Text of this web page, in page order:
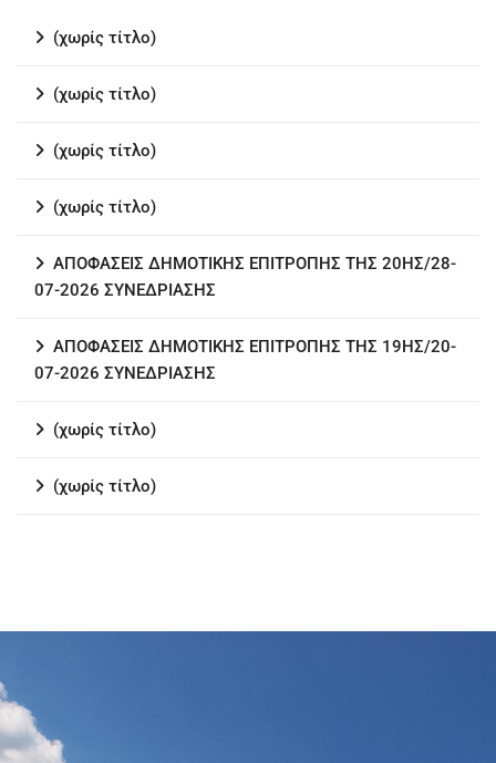
(χωρίς τίτλο)
(χωρίς τίτλο)
(χωρίς τίτλο)
(χωρίς τίτλο)
ΑΠΟΦΑΣΕΙΣ ΔΗΜΟΤΙΚΗΣ ΕΠΙΤΡΟΠΗΣ ΤΗΣ 20ΗΣ/28-
07-2026 ΣΥΝΕΔΡΙΑΣΗΣ
ΑΠΟΦΑΣΕΙΣ ΔΗΜΟΤΙΚΗΣ ΕΠΙΤΡΟΠΗΣ ΤΗΣ 19ΗΣ/20-
07-2026 ΣΥΝΕΔΡΙΑΣΗΣ
(χωρίς τίτλο)
(χωρίς τίτλο)